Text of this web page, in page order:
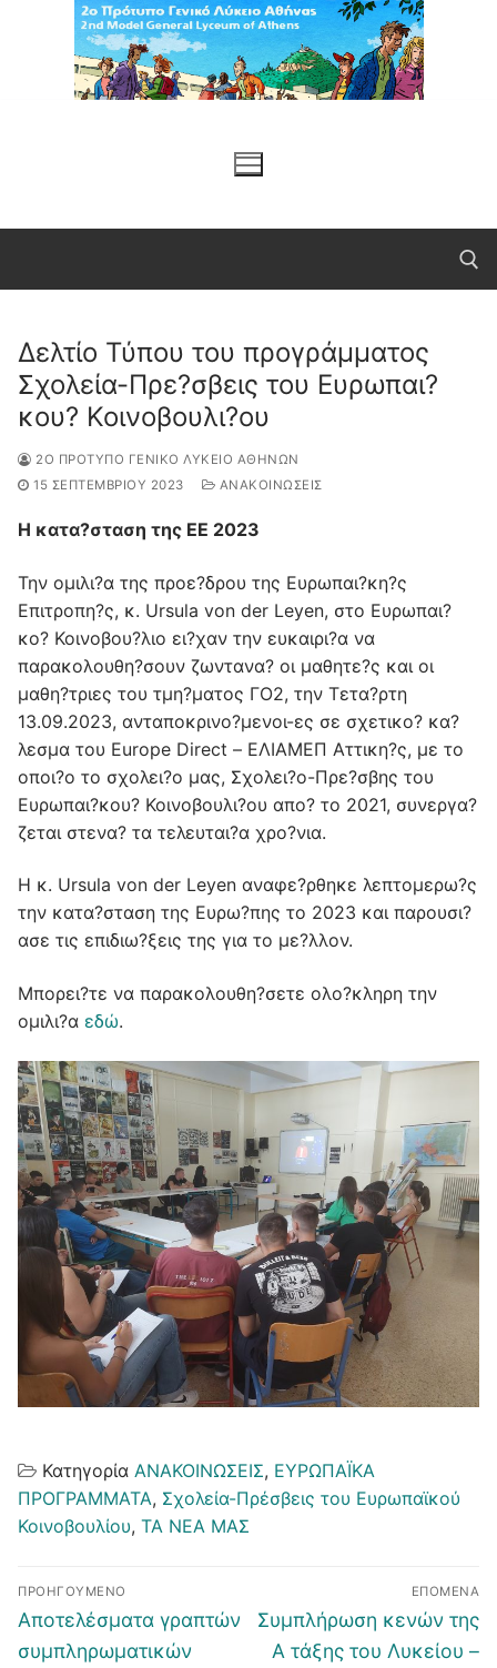
Μετάβαση
περιεχόμενο
Αναζήτηση για:
Δελτίο Τύπου του προγράμματος
Σχολεία-Πρε?σβεις του Ευρωπαι?
κου? Κοινοβουλι?ου
2Ο ΠΡΌΤΥΠΟ ΓΕΝΙΚΌ ΛΎΚΕΙΟ ΑΘΗΝΏΝ
15 ΣΕΠΤΕΜΒΡΊΟΥ 2023
ΑΝΑΚΟΙΝΩΣΕΙΣ
Η κατα?σταση της ΕΕ 2023
Την ομιλι?α της προε?δρου της Ευρωπαι?κη?ς
Επιτροπη?ς, κ. Ursula von der Leyen, στο Ευρωπαι?
κο? Κοινοβου?λιο ει?χαν την ευκαιρι?α να
παρακολουθη?σουν ζωντανα? οι μαθητε?ς και οι
μαθη?τριες του τμη?ματος ΓΟ2, την Τετα?ρτη
13.09.2023, ανταποκρινο?μενοι-ες σε σχετικο? κα?
λεσμα του Europe Direct – ΕΛΙΑΜΕΠ Αττικη?ς, με το
οποι?ο το σχολει?ο μας, Σχολει?ο-Πρε?σβης του
Ευρωπαι?κου? Κοινοβουλι?ου απο? το 2021, συνεργα?
ζεται στενα? τα τελευται?α χρο?νια.
Η κ. Ursula von der Leyen αναφε?ρθηκε λεπτομερω?ς
την κατα?σταση της Ευρω?πης το 2023 και παρουσι?
ασε τις επιδιω?ξεις της για το με?λλον.
Μπορει?τε να παρακολουθη?σετε ολο?κληρη την
ομιλι?α εδώ.
Κατηγορία ΑΝΑΚΟΙΝΩΣΕΙΣ, ΕΥΡΩΠΑΪΚΑ
ΠΡΟΓΡΑΜΜΑΤΑ, Σχολεία-Πρέσβεις του Ευρωπαϊκού
Κοινοβουλίου, ΤΑ ΝΕΑ ΜΑΣ
Πλοήγηση
άρθρων
ΠΡΟΗΓΟΎΜΕΝΟ
Προηγούμενο
άρθρο:
Αποτελέσματα γραπτών
συμπληρωματικών
ΕΠΌΜΕΝΑ
Επόμενο
άρθρο:
Συμπλήρωση κενών της
Α τάξης του Λυκείου –